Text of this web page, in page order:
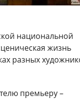
национальной
жизнь
разных
премьеру –